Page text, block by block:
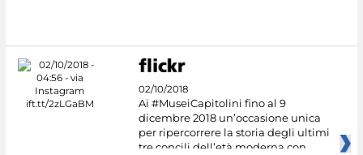
02/10/2018
Ai #MuseiCapitolini fino al 9
dicembre 2018 un’occasione unica
per ripercorrere la storia degli ultimi
tre concili dell’età moderna con